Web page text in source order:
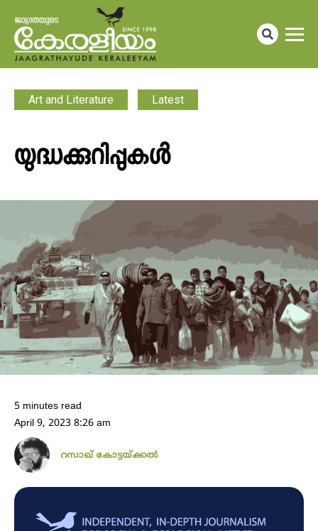
Art and Literature Latest
യുദ്ധക്കുറിപ്പുകൾ
5 minutes read
April 9, 2023 8:26 am
റസാഖ് കോട്ടയ്ക്കൽ